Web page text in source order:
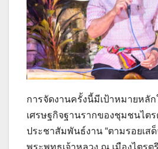
การจัดงานครั้งนี้มีเป้าหมายหลั
เศรษฐกิจฐานรากของชุมชนไตร
ประชาสัมพันธ์งาน “ตามรอยเส